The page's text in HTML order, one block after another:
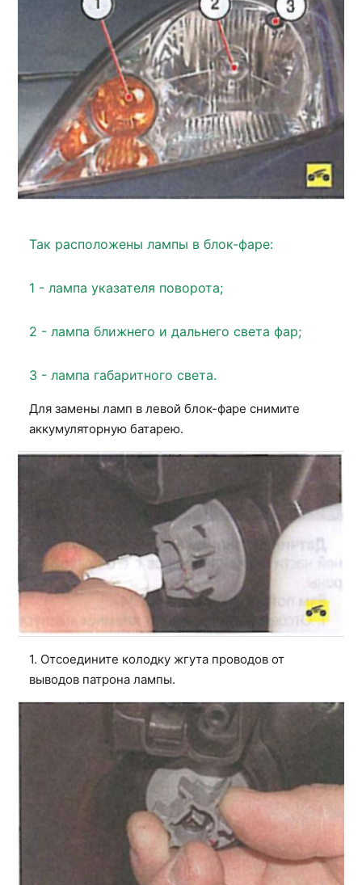
Так расположены лампы в блок-фаре:
1 - лампа указателя поворота;
2 - лампа ближнего и дальнего света фар;
3 - лампа габаритного света.
Для замены ламп в левой блок-фаре снимите
аккумуляторную батарею.
1. Отсоедините колодку жгута проводов от
выводов патрона лампы.